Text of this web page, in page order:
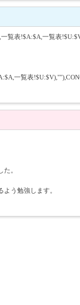
一覧表!$A:$A,一覧表
一覧表
。
う勉強します。